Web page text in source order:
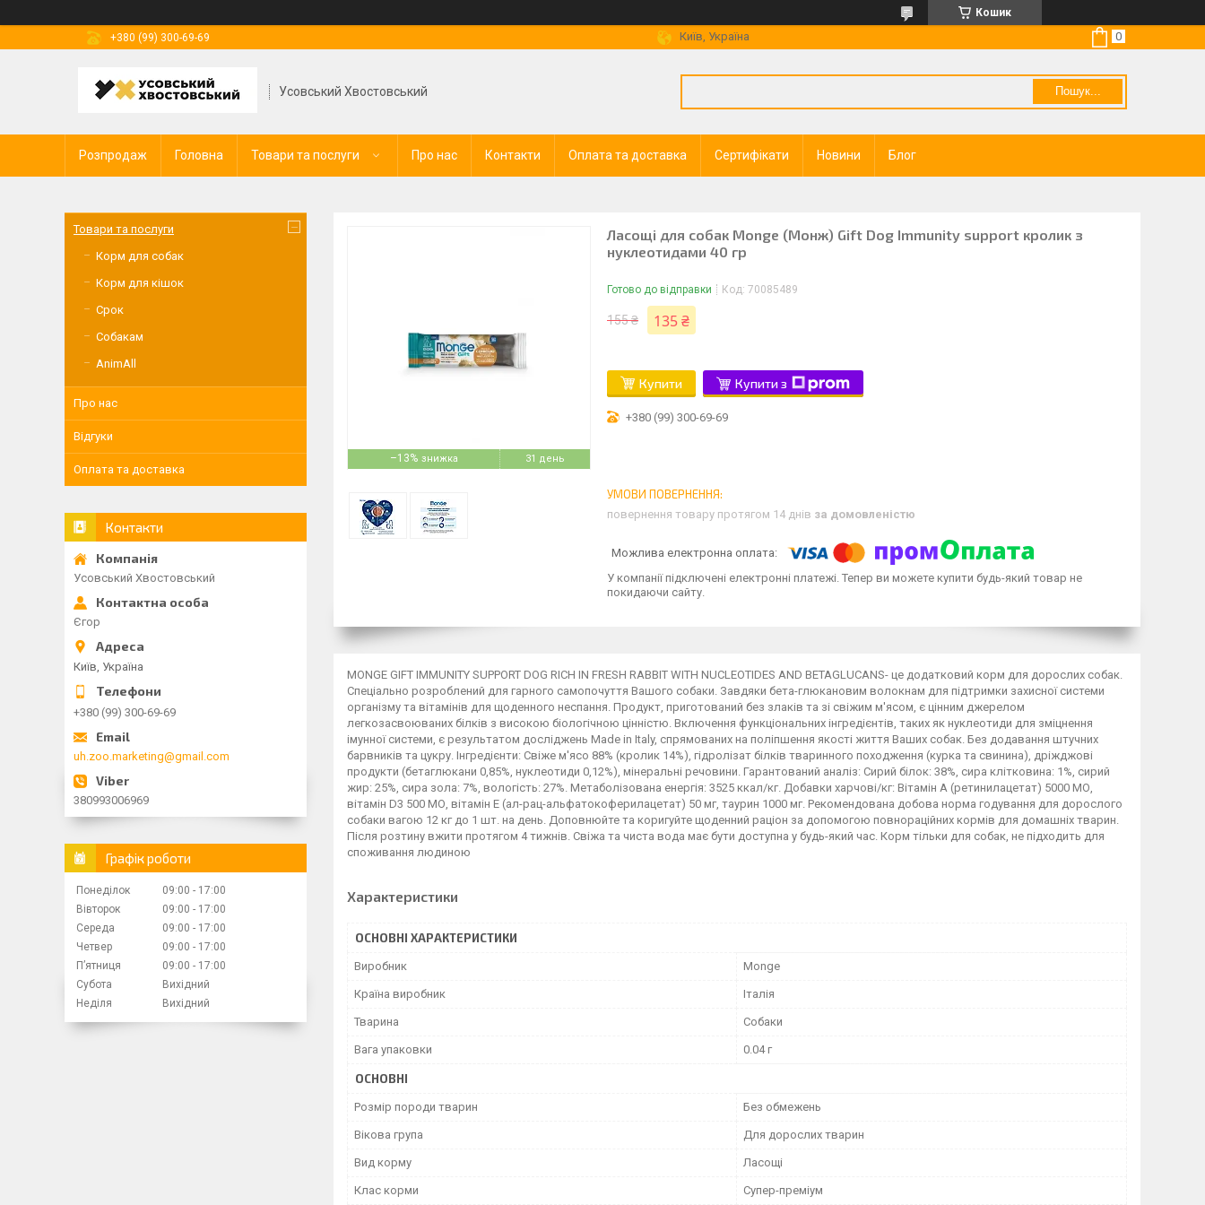
Кошик
+380 (99) 300-69-69
Київ, Україна
Усовський Хвостовський Пошук...
Розпродаж Головна Товари та послуги Про нас Контакти Оплата та доставка Сертифікати Новини Блог
–13% 31 день
Ласощі для собак Monge (Монж) Gift Dog Immunity support кролик з
нуклеотидами 40 гр
Готово до відправки Код: 70085489
155 ₴ 135 ₴
Купити Купити з
+380 (99) 300-69-69
повернення товару протягом 14 днів за домовленістю
У компанії підключені електронні платежі. Тепер ви можете купити будь-який товар не
покидаючи сайту.
MONGE GIFT IMMUNITY SUPPORT DOG RICH IN FRESH RABBIT WITH NUCLEOTIDES AND BETAGLUCANS- це додатковий корм для дорослих собак.
Спеціально розроблений для гарного самопочуття Вашого собаки. Завдяки бета-глюкановим волокнам для підтримки захисної системи
організму та вітамінів для щоденного неспання. Продукт, приготований без злаків та зі свіжим м'ясом, є цінним джерелом
легкозасвоюваних білків з високою біологічною цінністю. Включення функціональних інгредієнтів, таких як нуклеотиди для зміцнення
імунної системи, є результатом досліджень Made in Italy, спрямованих на поліпшення якості життя Ваших собак. Без додавання штучних
барвників та цукру. Інгредієнти: Свіже м'ясо 88% (кролик 14%), гідролізат білків тваринного походження (курка та свинина), дріжджові
продукти (бетаглюкани 0,85%, нуклеотиди 0,12%), мінеральні речовини. Гарантований аналіз: Сирий білок: 38%, сира клітковина: 1%, сирий
жир: 25%, сира зола: 7%, вологість: 27%. Метаболізована енергія: 3525 ккал/кг. Добавки харчові/кг: Вітамін А (ретинилацетат) 5000 МО,
вітамін D3 500 МО, вітамін Е (ал-рац-альфатокоферилацетат) 50 мг, таурин 1000 мг. Рекомендована добова норма годування для дорослого
собаки вагою 12 кг до 1 шт. на день. Доповнюйте та коригуйте щоденний раціон за допомогою повнораційних кормів для домашніх тварин.
Після розтину вжити протягом 4 тижнів. Свіжа та чиста вода має бути доступна у будь-який час. Корм тільки для собак, не підходить для
споживання людиною
Характеристики
ОСНОВНІ ХАРАКТЕРИСТИКИ
Виробник Monge
Країна виробник Італія
Тварина Собаки
Вага упаковки 0.04 г
ОСНОВНІ
Розмір породи тварин Без обмежень
Вікова група Для дорослих тварин
Вид корму Ласощі
Клас корми Супер-преміум
Товари та послуги
Корм для собак
Корм для кішок
Срок
Собакам
AnimAll
Про нас
Відгуки
Оплата та доставка
Контакти
Усовський Хвостовський
Єгор
Київ, Україна
+380 (99) 300-69-69
uh.zoo.marketing@gmail.com
380993006969
Графік роботи
Понеділок 09:00
17:00
Вівторок
09:00
17:00
Середа
09:00
17:00
Четвер
09:00
17:00
Пʼятниця
09:00
17:00
Субота
Вихідний
Неділя
Вихідний